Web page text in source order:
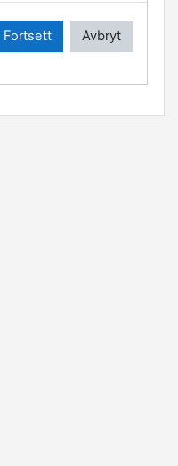
Fortsett Avbryt